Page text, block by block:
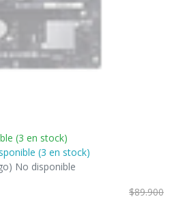
(3 en stock)
(3 en stock)
No disponible
$89.900